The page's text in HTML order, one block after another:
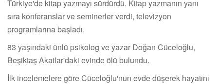
Türkiye'de kitap yazmayı sürdürdü. Kitap yazmanın yanı
sıra konferanslar ve seminerler verdi, televizyon
programlarına başladı.
83 yaşındaki ünlü psikolog ve yazar Doğan Cüceloğlu,
Beşiktaş Akatlar'daki evinde ölü bulundu.
İlk incelemelere göre Cüceloğlu'nun evde düşerek hayatını